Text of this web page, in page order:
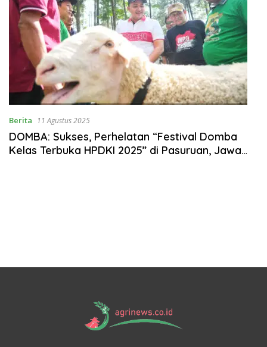
Berita 11 Agustus 2025
DOMBA: Sukses, Perhelatan “Festival Domba
Kelas Terbuka HPDKI 2025” di Pasuruan, Jawa